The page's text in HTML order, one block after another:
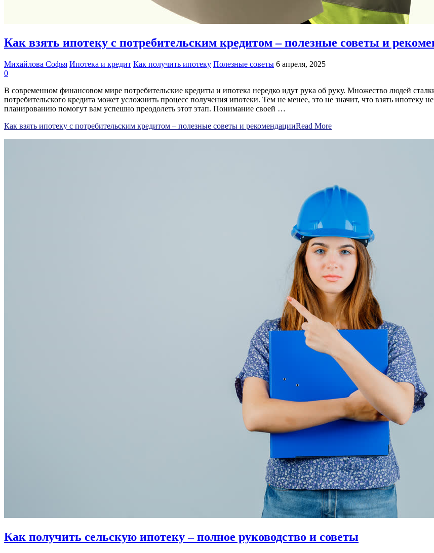
Как взять ипотеку с потребительским кредитом – полезные советы и
Михайлова Софья Ипотека и кредит Как получить ипотеку Полезные советы 6 апреля, 2025
0
В современном финансовом мире потребительские кредиты и ипотека нередко идут рука об руку. Множество людей
потребительского кредита может усложнить процесс получения ипотеки. Тем не менее, это не значит, что взять
планированию помогут вам успешно преодолеть этот этап. Понимание своей …
Как взять ипотеку с потребительским кредитом – полезные советы и рекомендацииRead More
Как получить сельскую ипотеку – полное руководство и советы